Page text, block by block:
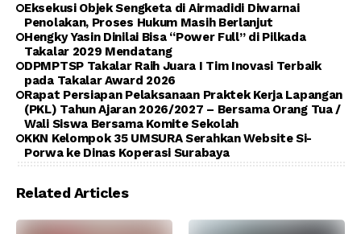
Eksekusi Objek Sengketa di Airmadidi Diwarnai
Penolakan, Proses Hukum Masih Berlanjut
Hengky Yasin Dinilai Bisa “Power Full” di Pilkada
Takalar 2029 Mendatang
DPMPTSP Takalar Raih Juara I Tim Inovasi Terbaik
pada Takalar Award 2026
Rapat Persiapan Pelaksanaan Praktek Kerja Lapangan
(PKL) Tahun Ajaran 2026/2027 – Bersama Orang Tua /
Wali Siswa Bersama Komite Sekolah
KKN Kelompok 35 UMSURA Serahkan Website Si-
Porwa ke Dinas Koperasi Surabaya
Related Articles